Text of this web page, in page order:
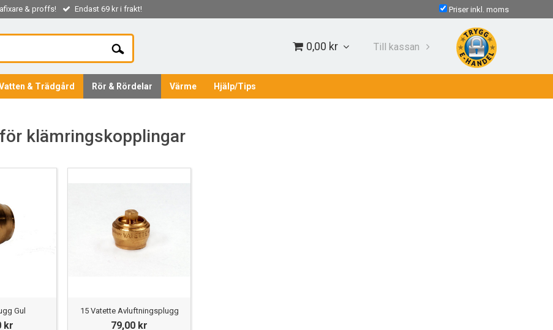
& proffs! Endast 69 kr i frakt! Priser inkl. moms
0,00 kr Till kassan
& Trädgård Rör & Rördelar Värme Hjälp/Tips
klämringskopplingar
Gul
kr
15 Vatette Avluftningsplugg
79,00 kr